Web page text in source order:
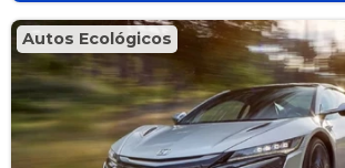
Autos Ecológicos